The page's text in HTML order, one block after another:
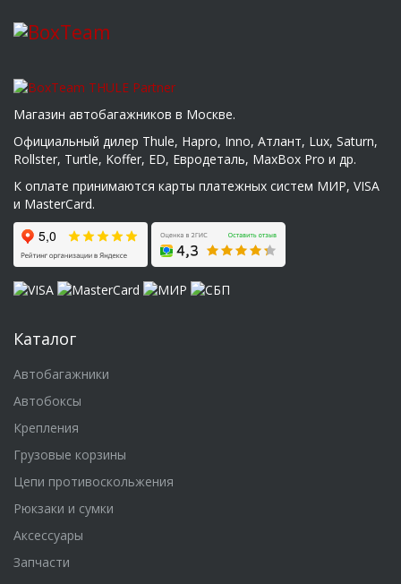
Магазин автобагажников в Москве.
Официальный дилер Thule, Hapro, Inno, Атлант, Lux, Saturn,
Rollster, Turtle, Koffer, ED, Евродеталь, MaxBox Pro и др.
К оплате принимаются карты платежных систем МИР, VISA
и MasterCard.
Каталог
Автобагажники
Автобоксы
Крепления
Грузовые корзины
Цепи противоскольжения
Рюкзаки и сумки
Аксессуары
Запчасти